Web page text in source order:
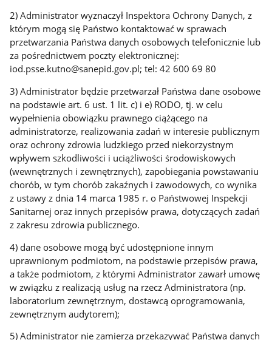
2) Administrator wyznaczył Inspektora Ochrony Danych, z
którym mogą się Państwo kontaktować w sprawach
przetwarzania Państwa danych osobowych telefonicznie lub
za pośrednictwem poczty elektronicznej:
iod.psse.kutno@sanepid.gov.pl; tel: 42 600 69 80
3) Administrator będzie przetwarzał Państwa dane osobowe
na podstawie art. 6 ust. 1 lit. c) i e) RODO, tj. w celu
wypełnienia obowiązku prawnego ciążącego na
administratorze, realizowania zadań w interesie publicznym
oraz ochrony zdrowia ludzkiego przed niekorzystnym
wpływem szkodliwości i uciążliwości środowiskowych
(wewnętrznych i zewnętrznych), zapobiegania powstawaniu
chorób, w tym chorób zakaźnych i zawodowych, co wynika
z ustawy z dnia 14 marca 1985 r. o Państwowej Inspekcji
Sanitarnej oraz innych przepisów prawa, dotyczących zadań
z zakresu zdrowia publicznego.
4) dane osobowe mogą być udostępnione innym
uprawnionym podmiotom, na podstawie przepisów prawa,
a także podmiotom, z którymi Administrator zawarł umowę
w związku z realizacją usług na rzecz Administratora (np.
laboratorium zewnętrznym, dostawcą oprogramowania,
zewnętrznym audytorem);
5) Administrator nie zamierza przekazywać Państwa danych